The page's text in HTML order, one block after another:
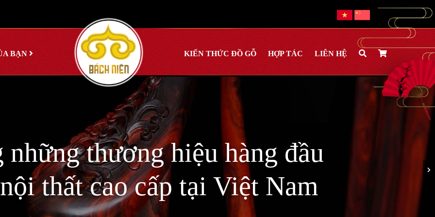
BẠN KIẾN THỨC ĐỒ GỖ HỢP TÁC LIÊN HỆ
thương hiệu hàng đầu
thất cao cấp tại Việt Nam